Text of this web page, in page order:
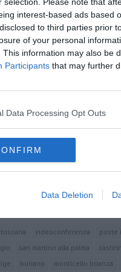
interest-based ads based
to third parties prior
of your personal
This information may also be
Participants that may further
Data Processing Opt Outs
Data Deletion
Pievescola, San
iscriviti alla
nella tua casella di posta.
toscana videoconferenza poste
san martino alla palma
buriano monticello brianza